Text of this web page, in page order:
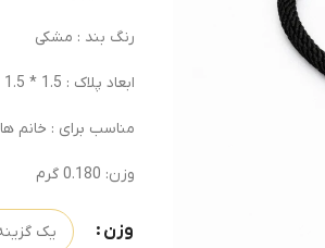
رنگ بند : مشکی
ابعاد پلاک : 1.5 * 1.5
مناسب برای : خانم ها
وزن: 0.180 گرم
وزن